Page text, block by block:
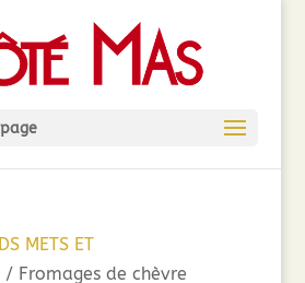
METS ET
/ Fromages de chèvre